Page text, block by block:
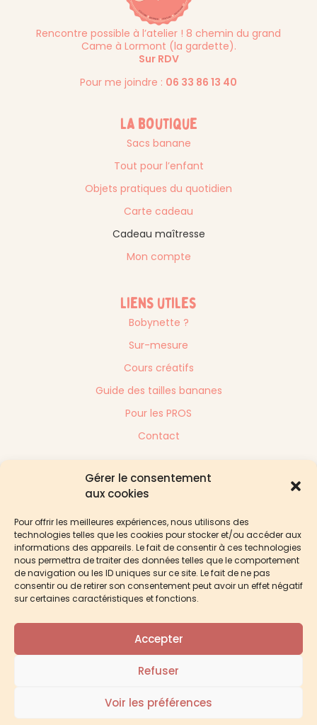
Gérer le consentement
aux cookies
Pour offrir les meilleures expériences, nous utilisons des
technologies telles que les cookies pour stocker et/ou accéder aux
informations des appareils. Le fait de consentir à ces technologies
nous permettra de traiter des données telles que le comportement
de navigation ou les ID uniques sur ce site. Le fait de ne pas
consentir ou de retirer son consentement peut avoir un effet négatif
sur certaines caractéristiques et fonctions.
Accepter
Refuser
Voir les préférences
Rencontre possible à l’atelier ! 8 chemin du grand
Came à Lormont (la gardette).
Sur RDV
Pour me joindre : 06 33 86 13 40
La boutique
Sacs banane
Tout pour l’enfant
Objets pratiques du quotidien
Carte cadeau
Cadeau maîtresse
Mon compte
Liens utiles
Bobynette ?
Sur-mesure
Cours créatifs
Guide des tailles bananes
Pour les PROS
Contact
Suivez-moi sur
- Tous droits réservés -
Conditions Générales de Ventes
Politique de cookies (UE)